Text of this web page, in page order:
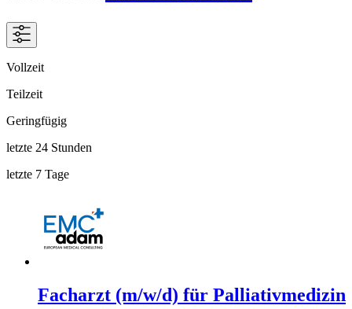
Vollzeit
Teilzeit
Geringfügig
letzte 24 Stunden
letzte 7 Tage
Facharzt (m/w/d) für Palliativmedizin